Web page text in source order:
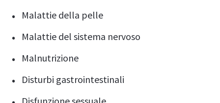
Malattie della pelle
Malattie del sistema nervoso
Malnutrizione
Disturbi gastrointestinali